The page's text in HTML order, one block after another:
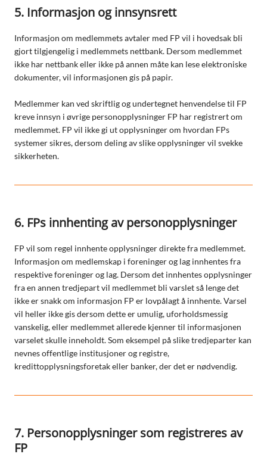
5. Informasjon og innsynsrett
Informasjon om medlemmets avtaler med FP vil i hovedsak bli
gjort tilgjengelig i medlemmets nettbank. Dersom medlemmet
ikke har nettbank eller ikke på annen måte kan lese elektroniske
dokumenter, vil informasjonen gis på papir.
Medlemmer kan ved skriftlig og undertegnet henvendelse til FP
kreve innsyn i øvrige personopplysninger FP har registrert om
medlemmet. FP vil ikke gi ut opplysninger om hvordan FPs
systemer sikres, dersom deling av slike opplysninger vil svekke
sikkerheten.
6. FPs innhenting av personopplysninger
FP vil som regel innhente opplysninger direkte fra medlemmet.
Informasjon om medlemskap i foreninger og lag innhentes fra
respektive foreninger og lag. Dersom det innhentes opplysninger
fra en annen tredjepart vil medlemmet bli varslet så lenge det
ikke er snakk om informasjon FP er lovpålagt å innhente. Varsel
vil heller ikke gis dersom dette er umulig, uforholdsmessig
vanskelig, eller medlemmet allerede kjenner til informasjonen
varselet skulle inneholdt. Som eksempel på slike tredjeparter kan
nevnes offentlige institusjoner og registre,
kredittopplysningsforetak eller banker, der det er nødvendig.
7. Personopplysninger som registreres av
FP